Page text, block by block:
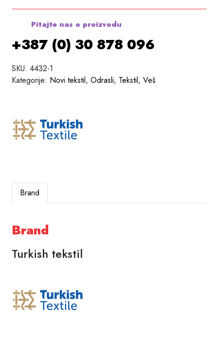
Pitajte nas o proizvodu
+387 (0) 30 878 096
SKU: 4432-1
Kategorije: Novi tekstil, Odrasli, Tekstil, Veš
Brand
Brand
Turkish tekstil